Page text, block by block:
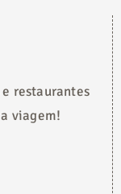
restaurantes
viagem!